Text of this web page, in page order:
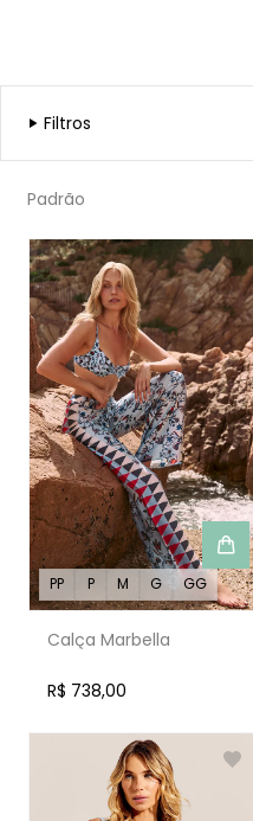
Filtros
PP P M G GG
Calça Marbella
R$ 738,00